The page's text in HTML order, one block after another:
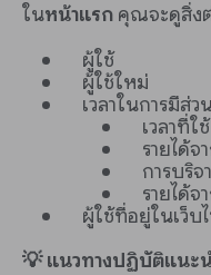
ในหน้าแรก คุณจะดูสิ่ง
ผู้ใช้
ผู้ใช้ใหม่
เวลาในการมีส่ว
เวลาที่ใช้
รายได้จ
การบริจ
รายได้
ผู้ใช้ที่อยู่ในเว็
💡 แนวทางปฏิบัติแนะ